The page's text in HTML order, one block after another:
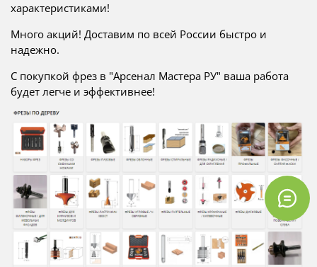
характеристиками!
Много акций! Доставим по всей России быстро и
надежно.
С покупкой фрез в "Арсенал Мастера РУ" ваша работа
будет легче и эффективнее!